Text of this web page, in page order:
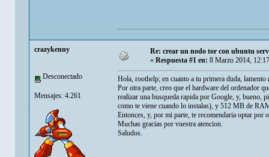
crazykenny
Desconectado
Mensajes: 4.261
Re: crear un nodo tor con ubuntu
« Respuesta #1 en: 8 Marzo 2014,
Hola, roothelp; en cuanto a tu primera duda,
Por otra parte, creo que el hardware del ordenador
realizar una busqueda rapida por Google, y, bueno,
como te viene cuando lo instalas), y 512 MB de
Entonces, y, por mi parte, te recomendaria optar por
Muchas gracias por vuestra atencion.
Saludos.